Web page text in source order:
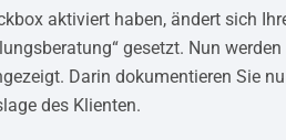
aktiviert haben, ändert sich
gesetzt. Nun
Darin dokumentieren Sie
des Klienten.